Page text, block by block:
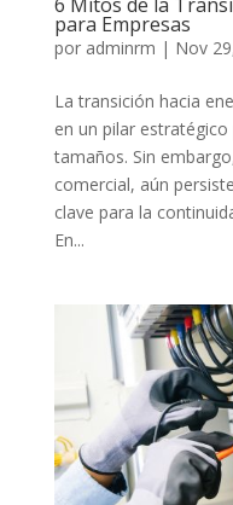
para Empresas
por adminrm | Nov
La transición hacia
en un pilar
tamaños. Sin
comercial, aún
clave para la
En...